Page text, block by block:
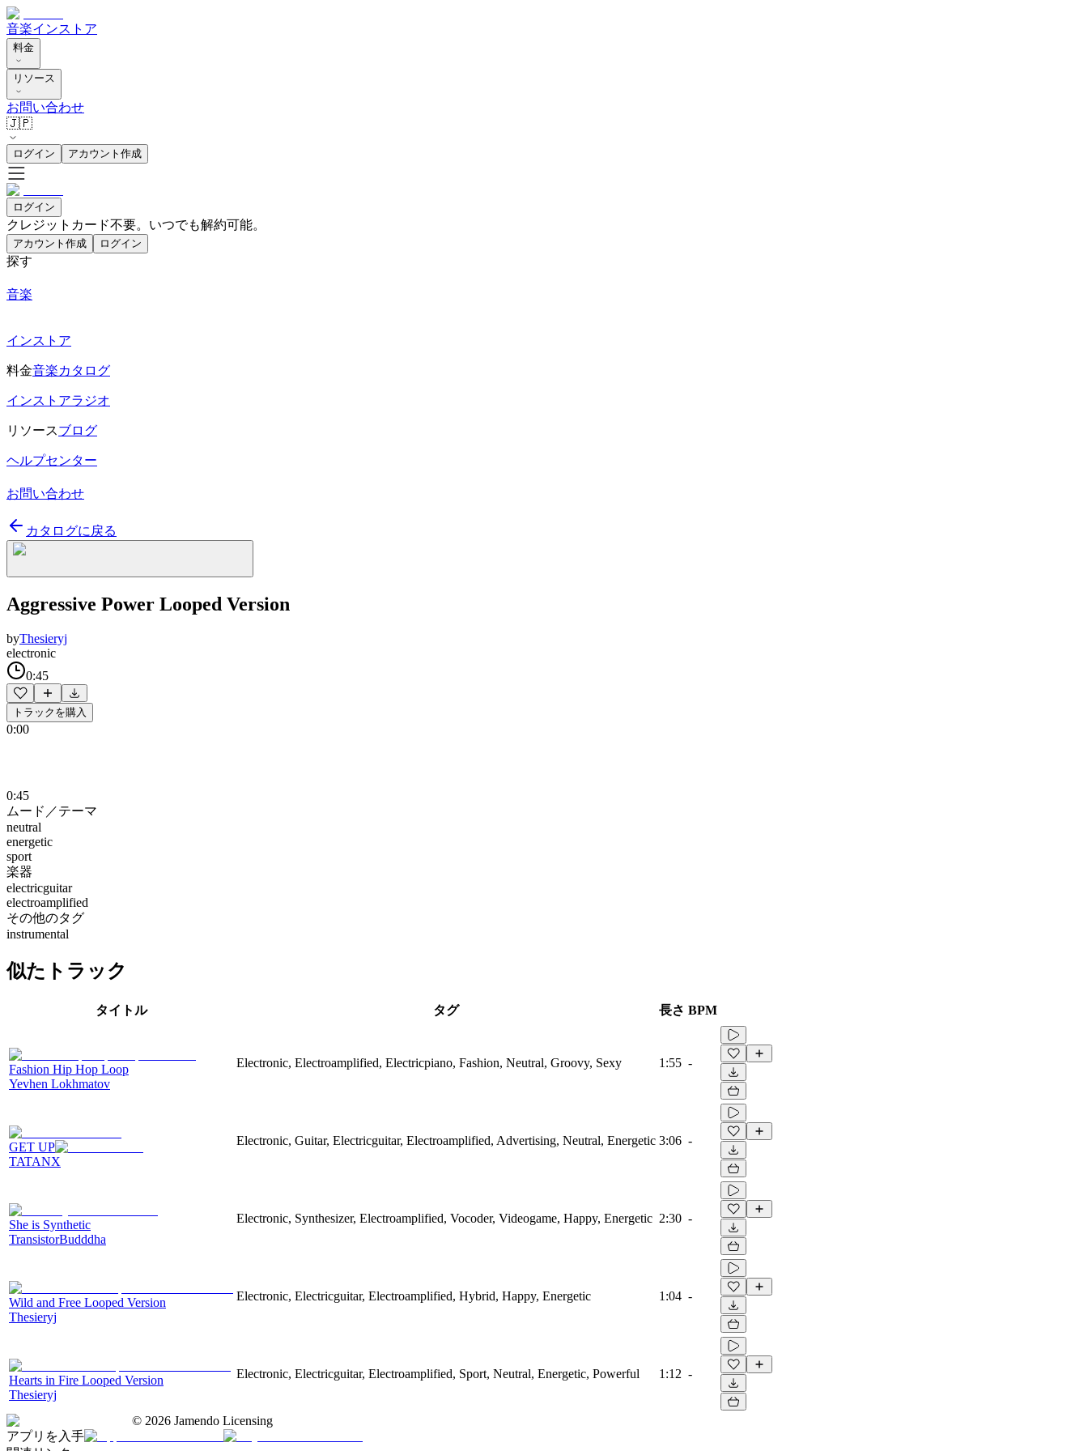
音楽インストア
料金
リソース
お問い合わせ
🇯🇵
ログイン アカウント作成
ログイン
クレジットカード不要。いつでも解約可能。
アカウント作成 ログイン
探す
音楽
インストア
料金音楽カタログ
インストアラジオ
リソースブログ
ヘルプセンター
お問い合わせ
カタログに戻る
Aggressive Power Looped Version
byThesieryj
electronic
0:45
トラックを購入
0:00
0:45
ムード／テーマ
neutral
energetic
sport
楽器
electricguitar
electroamplified
その他のタグ
instrumental
似たトラック
タイトル タグ 長さ BPM
Fashion Hip Hop Loop
Yevhen Lokhmatov
Electronic, Electroamplified, Electricpiano, Fashion, Neutral, Groovy, Sexy 1:55 -
GET UP
TATANX
Electronic, Guitar, Electricguitar, Electroamplified, Advertising, Neutral, Energetic 3:06 -
She is Synthetic
TransistorBudddha
Electronic, Synthesizer, Electroamplified, Vocoder, Videogame, Happy, Energetic 2:30 -
Wild and Free Looped Version
Thesieryj
Electronic, Electricguitar, Electroamplified, Hybrid, Happy, Energetic 1:04 -
Hearts in Fire Looped Version
Thesieryj
Electronic, Electricguitar, Electroamplified, Sport, Neutral, Energetic, Powerful 1:12 -
© 2026 Jamendo Licensing
アプリを入手